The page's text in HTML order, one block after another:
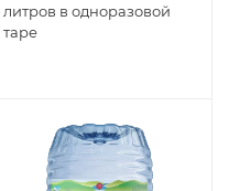
литров в одноразовой
таре